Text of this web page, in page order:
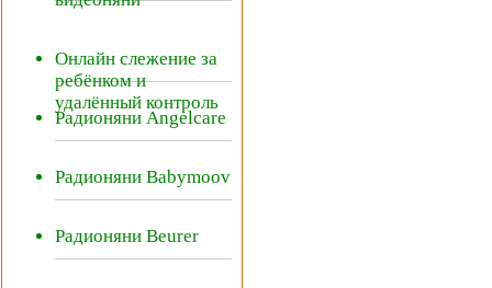
Онлайн слежение за
ребёнком и
удалённый контроль
Радионяни Angelcare
Радионяни Babymoov
Радионяни Beurer